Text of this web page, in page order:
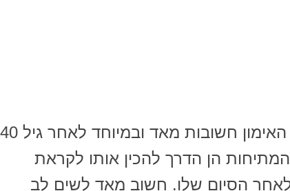
הן הדרך להכין אותו לקראת
הסיום שלו. חשוב מאד לשים לב